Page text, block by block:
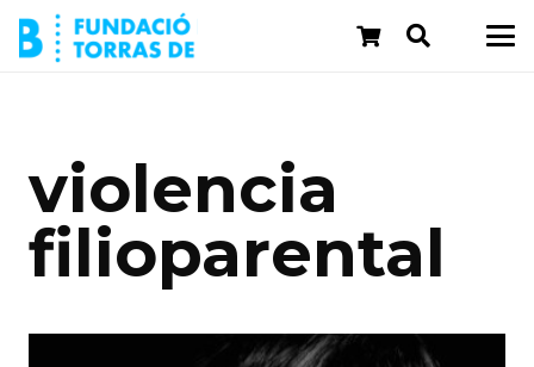
violencia
filioparental